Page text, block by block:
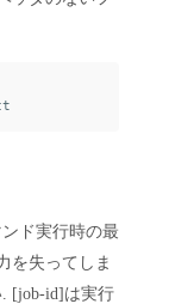
ド実行時の最
を失ってしま
[job-id]は実行